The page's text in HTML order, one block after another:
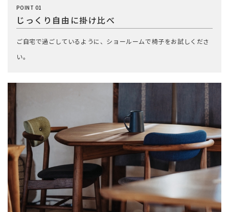
POINT 01
じっくり自由に掛け比べ
ご自宅で過ごしているように、ショールームで椅子をお試しくださ
い。